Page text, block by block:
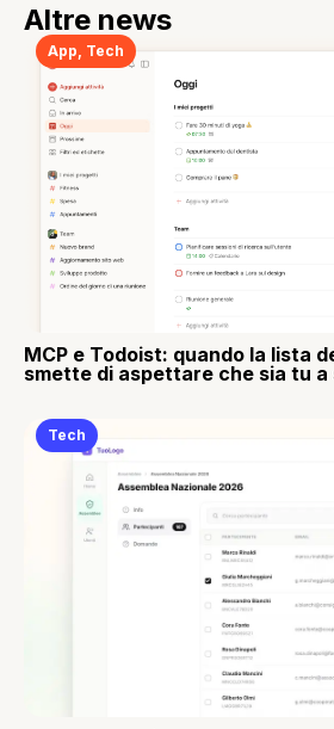
Altre news
App Tech
MCP e Todoist: quando la lista
smette di aspettare che sia tu
Tech